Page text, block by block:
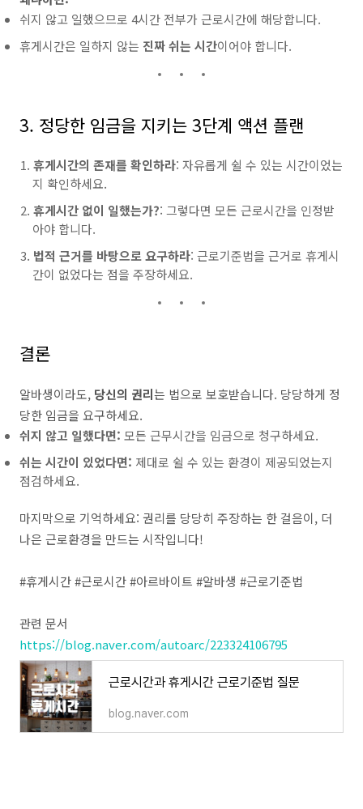
쉬지 않고 일했으므로 4시간 전부가 근로시간에 해당합니다.
휴게시간은 일하지 않는 진짜 쉬는 시간이어야 합니다.
3. 정당한 임금을 지키는 3단계 액션 플랜
휴게시간의 존재를 확인하라: 자유롭게 쉴 수 있는 시간이었는
지 확인하세요.
휴게시간 없이 일했는가?: 그렇다면 모든 근로시간을 인정받
아야 합니다.
법적 근거를 바탕으로 요구하라: 근로기준법을 근거로 휴게시
간이 없었다는 점을 주장하세요.
결론
알바생이라도, 당신의 권리는 법으로 보호받습니다. 당당하게 정
당한 임금을 요구하세요.
쉬지 않고 일했다면: 모든 근무시간을 임금으로 청구하세요.
쉬는 시간이 있었다면: 제대로 쉴 수 있는 환경이 제공되었는지
점검하세요.
마지막으로 기억하세요: 권리를 당당히 주장하는 한 걸음이, 더
나은 근로환경을 만드는 시작입니다!
#휴게시간 #근로시간 #아르바이트 #알바생 #근로기준법
관련 문서
https://blog.naver.com/autoarc/223324106795
근로시간과 휴게시간 근로기준법 질문
blog.naver.com